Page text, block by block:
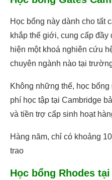
Học bổng này dành cho tất
khắp thế giới, cung cấp
hiện một khoá nghiên cứu
chuyên ngành nào tại
Không những thế, học
phí học tập tại Cambridge
và tiền trợ cấp sinh hoạt
Hàng năm, chỉ có khoảng
trao
Học bổng Rhodes